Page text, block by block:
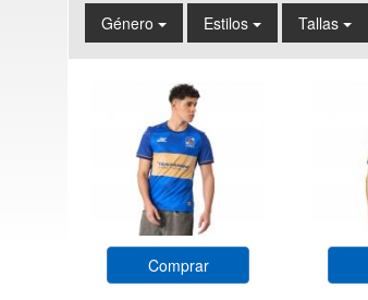
Género Estilos Tallas
Comprar